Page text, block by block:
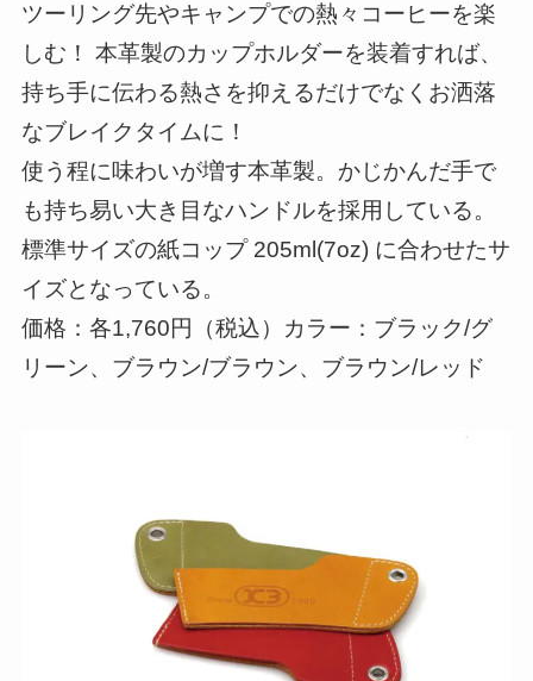
ツーリング先やキャンプでの熱々コーヒーを楽
しむ！ 本革製のカップホルダーを装着すれば、
持ち手に伝わる熱さを抑えるだけでなくお洒落
なブレイクタイムに！
使う程に味わいが増す本革製。かじかんだ手で
も持ち易い大き目なハンドルを採用している。
標準サイズの紙コップ 205ml(7oz) に合わせたサ
イズとなっている。
価格：各1,760円（税込）カラー：ブラック/グ
リーン、ブラウン/ブラウン、ブラウン/レッド